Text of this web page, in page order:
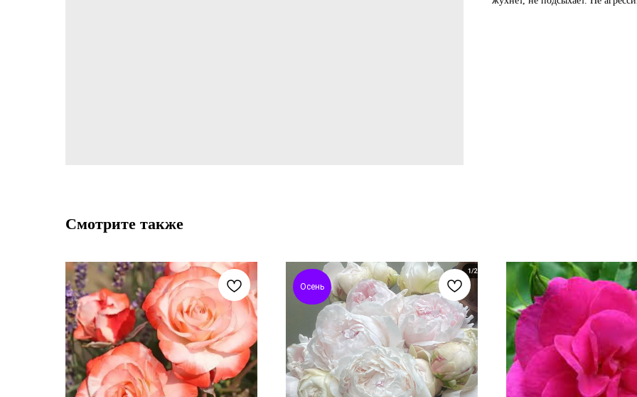
Смотрите также
Осень